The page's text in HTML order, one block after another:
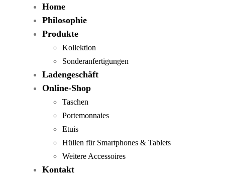
Home
Philosophie
Produkte
Kollektion
Sonderanfertigungen
Ladengeschäft
Online-Shop
Taschen
Portemonnaies
Etuis
Hüllen für Smartphones & Tablets
Weitere Accessoires
Kontakt